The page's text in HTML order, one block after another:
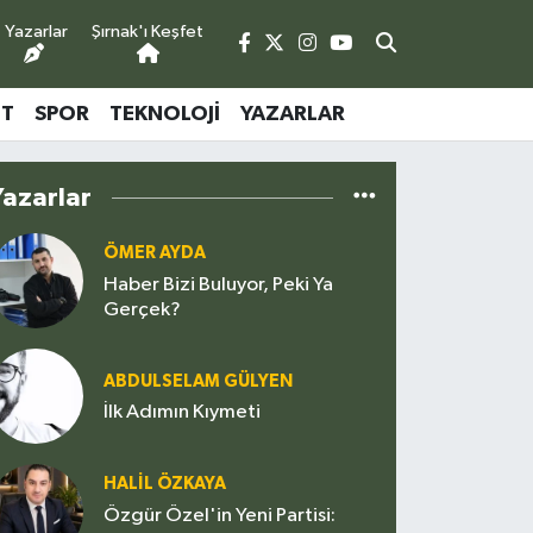
Yazarlar Şırnak'ı Keşfet
SPOR TEKNOLOJI YAZARLAR
ÖMER AYDA
Haber Bizi Buluyor, Peki Ya
Gerçek?
ABDULSELAM GÜLYEN
İlk Adımın Kıymeti
HALIL ÖZKAYA
Özgür Özel'in Yeni Partisi: